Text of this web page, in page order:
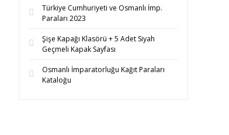
Türkiye Cumhuriyeti ve Osmanlı İmp.
Paraları 2023
Şişe Kapağı Klasörü + 5 Adet Siyah
Geçmeli Kapak Sayfası
Osmanlı İmparatorluğu Kağıt Paraları
Kataloğu